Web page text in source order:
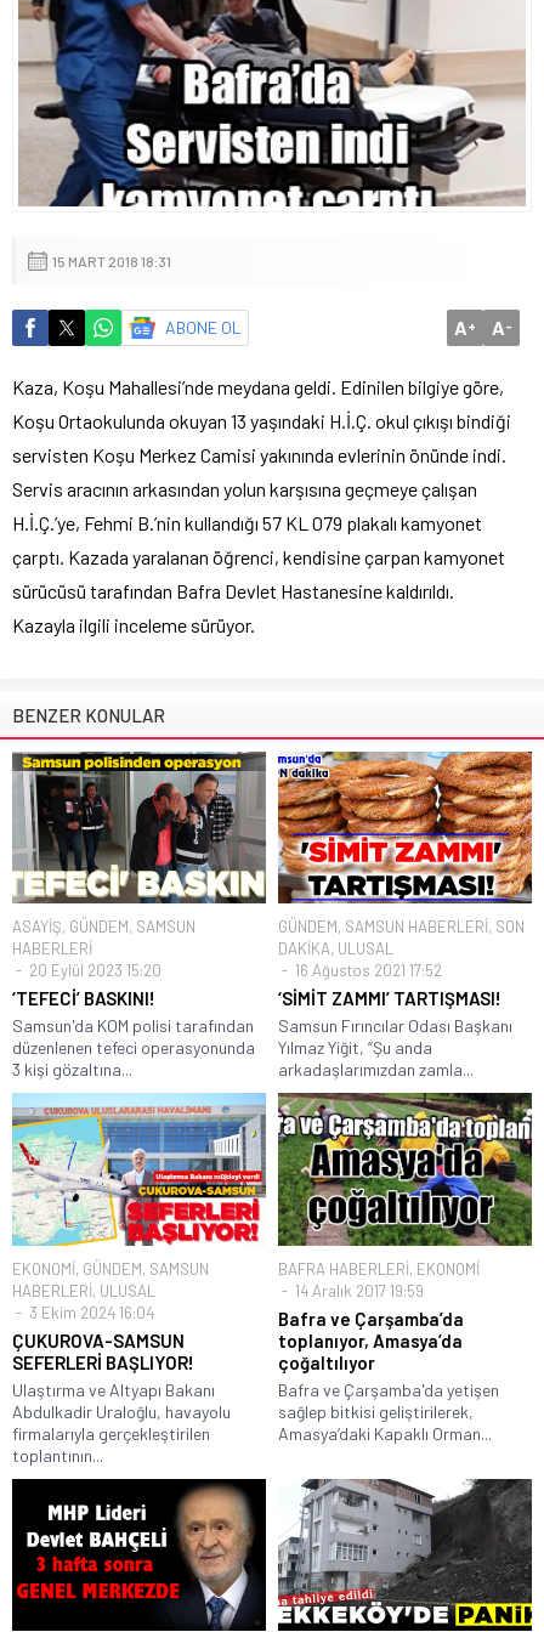
15 MART 2018 18:31
ABONE OL A+ A-
Kaza, Koşu Mahallesi’nde meydana geldi. Edinilen bilgiye göre,
Koşu Ortaokulunda okuyan 13 yaşındaki H.İ.Ç. okul çıkışı bindiği
servisten Koşu Merkez Camisi yakınında evlerinin önünde indi.
Servis aracının arkasından yolun karşısına geçmeye çalışan
H.İ.Ç.’ye, Fehmi B.’nin kullandığı 57 KL 079 plakalı kamyonet
çarptı. Kazada yaralanan öğrenci, kendisine çarpan kamyonet
sürücüsü tarafından Bafra Devlet Hastanesine kaldırıldı.
Kazayla ilgili inceleme sürüyor.
BENZER KONULAR
ASAYİŞ, GÜNDEM, SAMSUN
HABERLERİ
20 Eylül 2023 15:20
‘TEFECİ’ BASKINI!
Samsun'da KOM polisi tarafından
düzenlenen tefeci operasyonunda
3 kişi gözaltına...
GÜNDEM, SAMSUN HABERLERİ, SON
DAKİKA, ULUSAL
16 Ağustos 2021 17:52
‘SİMİT ZAMMI’ TARTIŞMASI!
Samsun Fırıncılar Odası Başkanı
Yılmaz Yiğit, “Şu anda
arkadaşlarımızdan zamla...
EKONOMİ, GÜNDEM, SAMSUN
HABERLERİ, ULUSAL
3 Ekim 2024 16:04
ÇUKUROVA-SAMSUN
SEFERLERİ BAŞLIYOR!
Ulaştırma ve Altyapı Bakanı
Abdulkadir Uraloğlu, havayolu
firmalarıyla gerçekleştirilen
toplantının...
BAFRA HABERLERİ, EKONOMİ
14 Aralık 2017 19:59
Bafra ve Çarşamba’da
toplanıyor, Amasya’da
çoğaltılıyor
Bafra ve Çarşamba'da yetişen
sağlep bitkisi geliştirilerek,
Amasya’daki Kapaklı Orman...